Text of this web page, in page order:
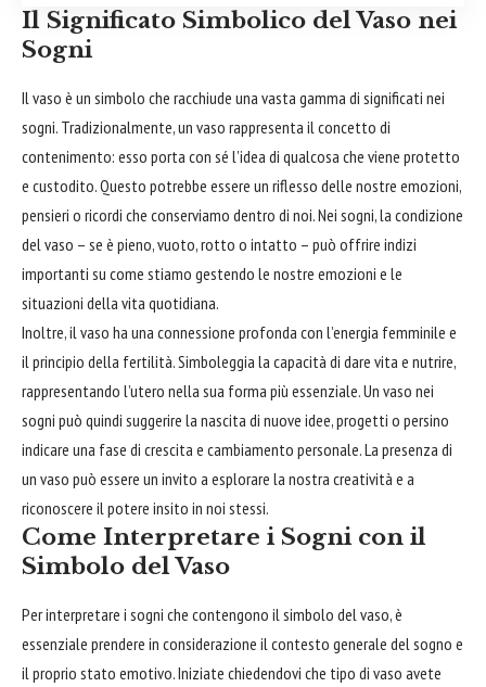
Il Significato Simbolico del Vaso nei
Sogni
Il vaso è un simbolo che racchiude una vasta gamma di significati nei
sogni. Tradizionalmente, un vaso rappresenta il concetto di
contenimento: esso porta con sé l’idea di qualcosa che viene protetto
e custodito. Questo potrebbe essere un riflesso delle nostre emozioni,
pensieri o ricordi che conserviamo dentro di noi. Nei sogni, la condizione
del vaso – se è pieno, vuoto, rotto o intatto – può offrire indizi
importanti su come stiamo gestendo le nostre emozioni e le
situazioni della vita quotidiana.
Inoltre, il vaso ha una connessione profonda con l’energia femminile e
il principio della fertilità. Simboleggia la capacità di dare vita e nutrire,
rappresentando l’utero nella sua forma più essenziale. Un vaso nei
sogni può quindi suggerire la nascita di nuove idee, progetti o persino
indicare una fase di crescita e cambiamento personale. La presenza di
un vaso può essere un invito a esplorare la nostra creatività e a
riconoscere il potere insito in noi stessi.
Come Interpretare i Sogni con il
Simbolo del Vaso
Per interpretare i sogni che contengono il simbolo del vaso, è
essenziale prendere in considerazione il contesto generale del sogno e
il proprio stato emotivo. Iniziate chiedendovi che tipo di vaso avete